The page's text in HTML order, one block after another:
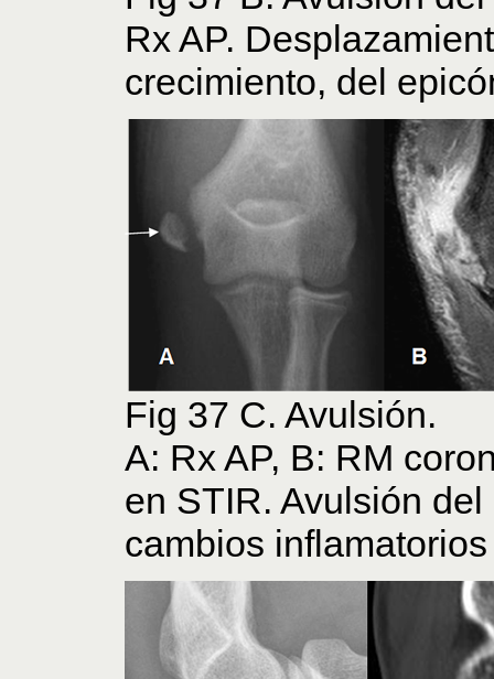
Rx AP.
crecimiento, del
Fig 37 C. Avulsión.
A: Rx AP, B: RM
en STIR. Avulsión
cambios